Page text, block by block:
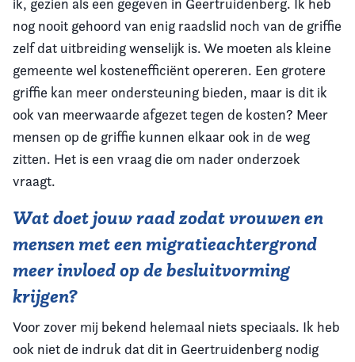
ik, gezien als een gegeven in Geertruidenberg. Ik heb
nog nooit gehoord van enig raadslid noch van de griffie
zelf dat uitbreiding wenselijk is. We moeten als kleine
gemeente wel kostenefficiënt opereren. Een grotere
griffie kan meer ondersteuning bieden, maar is dit ik
ook van meerwaarde afgezet tegen de kosten? Meer
mensen op de griffie kunnen elkaar ook in de weg
zitten. Het is een vraag die om nader onderzoek
vraagt.
Wat doet jouw raad zodat vrouwen en
mensen met een migratieachtergrond
meer invloed op de besluitvorming
krijgen?
Voor zover mij bekend helemaal niets speciaals. Ik heb
ook niet de indruk dat dit in Geertruidenberg nodig